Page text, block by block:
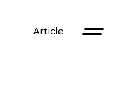
Article